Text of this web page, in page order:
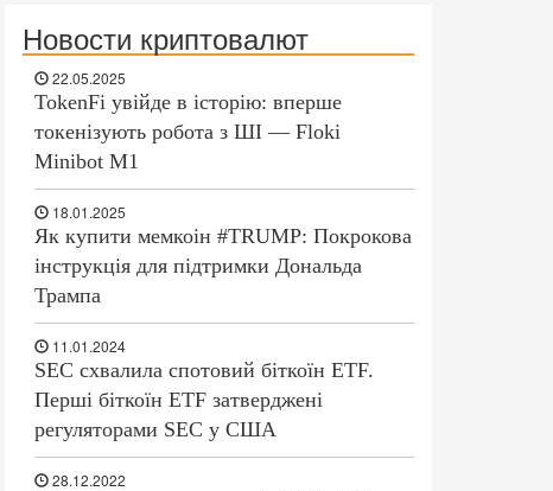
Новости криптовалют
22.05.2025
TokenFi увійде в історію: вперше
токенізують робота з ШІ — Floki
Minibot M1
18.01.2025
Як купити мемкоін #TRUMP: Покрокова
інструкція для підтримки Дональда
Трампа
11.01.2024
SEC схвалила спотовий біткоїн ETF.
Перші біткоїн ETF затверджені
регуляторами SEC у США
28.12.2022